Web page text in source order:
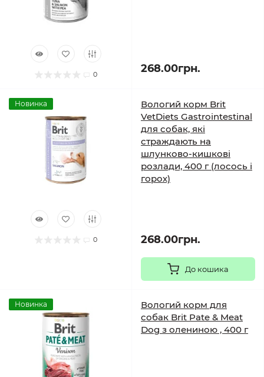
0 268.00грн.
Новинка
0
Вологий корм Brit
VetDiets Gastrointestinal
для собак, які
страждають на
шлунково-кишкові
розлади, 400 г (лосось і
горох)
268.00грн.
До кошика
Новинка
Вологий корм для
собак Brit Pate & Meat
Dog з олениною , 400 г